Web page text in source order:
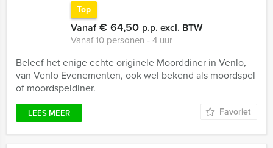
Top
Vanaf€ 64,50 p.p. excl. BTW
Vanaf 10 personen ‐ 4 uur
Beleef het enige echte originele Moorddiner in Venlo,
van Venlo Evenementen, ook wel bekend als moordspel
of moordspeldiner.
LEES MEER Favoriet